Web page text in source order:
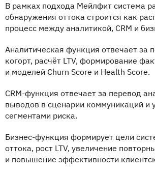
В рамках подхода Мейлфит система
обнаружения оттока строится как
процесс между аналитикой, CRM и
Аналитическая функция отвечает за
когорт, расчёт LTV, формирование
и моделей Churn Score и Health Score.
CRM-функция отвечает за перевод
выводов в сценарии коммуникаций и
сегментами риска.
Бизнес-функция формирует цели
оттока, рост LTV, увеличение
и повышение эффективности